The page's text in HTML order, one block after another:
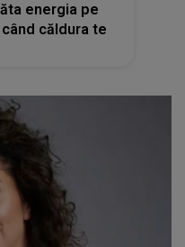
energia pe
căldura te